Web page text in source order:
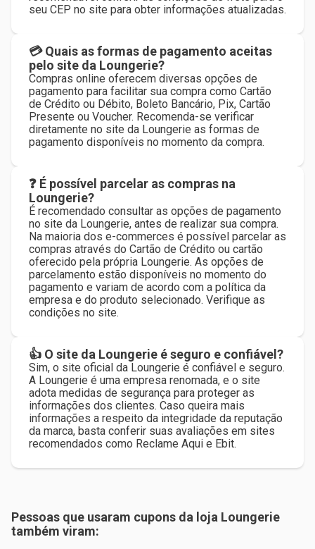
seu CEP no site para obter informações atualizadas.
💳 Quais as formas de pagamento aceitas
pelo site da Loungerie?
Compras online oferecem diversas opções de
pagamento para facilitar sua compra como Cartão
de Crédito ou Débito, Boleto Bancário, Pix, Cartão
Presente ou Voucher. Recomenda-se verificar
diretamente no site da Loungerie as formas de
pagamento disponíveis no momento da compra.
❓ É possível parcelar as compras na
Loungerie?
É recomendado consultar as opções de pagamento
no site da Loungerie, antes de realizar sua compra.
Na maioria dos e-commerces é possível parcelar as
compras através do Cartão de Crédito ou cartão
oferecido pela própria Loungerie. As opções de
parcelamento estão disponíveis no momento do
pagamento e variam de acordo com a política da
empresa e do produto selecionado. Verifique as
condições no site.
👍 O site da Loungerie é seguro e confiável?
Sim, o site oficial da Loungerie é confiável e seguro.
A Loungerie é uma empresa renomada, e o site
adota medidas de segurança para proteger as
informações dos clientes. Caso queira mais
informações a respeito da integridade da reputação
da marca, basta conferir suas avaliações em sites
recomendados como Reclame Aqui e Ebit.
Pessoas que usaram cupons da loja Loungerie
também viram: